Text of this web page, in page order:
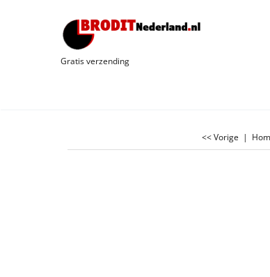
Gratis verzending
<< Vorige |